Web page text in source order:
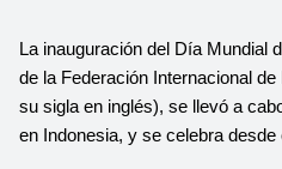
La inauguración del Día Mundial
de la Federación Internacional
su sigla en inglés), se llevó a
en Indonesia, y se celebra